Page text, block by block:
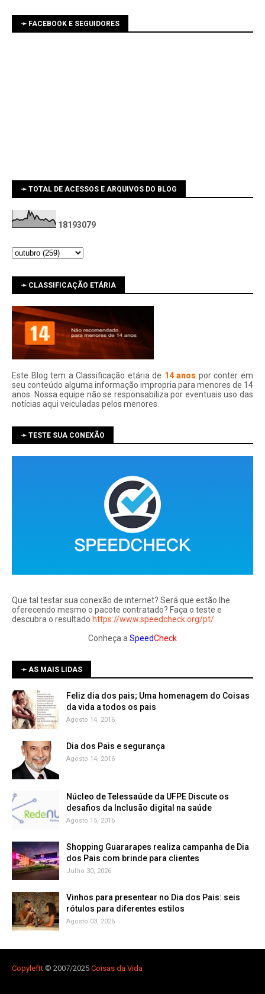
➛ FACEBOOK E SEGUIDORES
➛ TOTAL DE ACESSOS E ARQUIVOS DO BLOG
1 81 93079
➛ CLASSIFICAÇÃO ETÁRIA
Este Blog tem a Classificação etária de 14 anos por conter em
seu conteúdo alguma informação impropria para menores de 14
anos. Nossa equipe não se responsabiliza por eventuais uso das
notí­cias aqui veiculadas pelos menores.
➛ TESTE SUA CONEXÃO
Que tal testar sua conexão de internet? Será que estão lhe
oferecendo mesmo o pacote contratado? Faça o teste e
descubra o resultado https://www.speedcheck.org/pt/
Conheça a SpeedCheck
➛ AS MAIS LIDAS
Feliz dia dos pais; Uma homenagem do Coisas
da vida a todos os pais
Agosto 14, 2016
Dia dos Pais e segurança
Agosto 14, 2016
Núcleo de Telessaúde da UFPE Discute os
Agosto 15, 2016
Shopping Guararapes realiza campanha de Dia
dos Pais com brinde para clientes
Julho 30, 2026
Vinhos para presentear no Dia dos Pais: seis
rótulos para diferentes estilos
Agosto 03, 2026
Copyleftt © 2007/2025 Coisas da Vida